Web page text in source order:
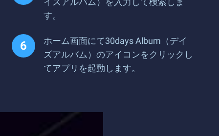
す。
ホーム画面にて30days Album（デイ
ズアルバム）のアイコンをクリックし
てアプリを起動します。